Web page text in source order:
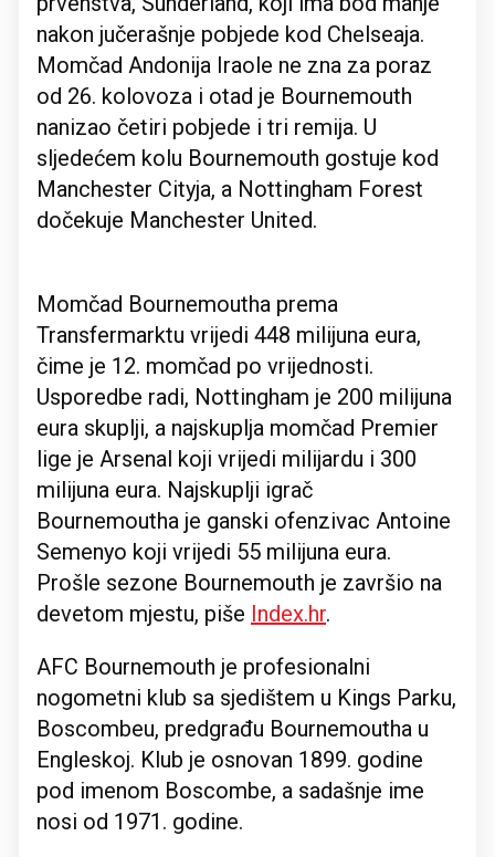
nakon jučerašnje pobjede kod Chelseaja.
Momčad Andonija Iraole ne zna za poraz
od 26. kolovoza i otad je Bournemouth
nanizao četiri pobjede i tri remija. U
sljedećem kolu Bournemouth gostuje kod
Manchester Cityja, a Nottingham Forest
dočekuje Manchester United.
Momčad Bournemoutha prema
Transfermarktu vrijedi 448 milijuna eura,
čime je 12. momčad po vrijednosti.
Usporedbe radi, Nottingham je 200 milijuna
eura skuplji, a najskuplja momčad Premier
lige je Arsenal koji vrijedi milijardu i 300
milijuna eura. Najskuplji igrač
Bournemoutha je ganski ofenzivac Antoine
Semenyo koji vrijedi 55 milijuna eura.
Prošle sezone Bournemouth je završio na
devetom mjestu, piše Index.hr.
AFC Bournemouth je profesionalni
nogometni klub sa sjedištem u Kings Parku,
Boscombeu, predgrađu Bournemoutha u
Engleskoj. Klub je osnovan 1899. godine
pod imenom Boscombe, a sadašnje ime
nosi od 1971. godine.